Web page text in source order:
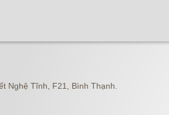
Nghệ Tĩnh, F21, Bình Thạnh.